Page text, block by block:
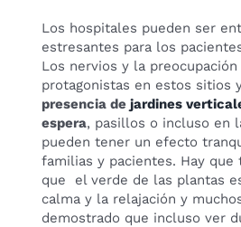
Los hospitales pueden ser
estresantes para los
Los nervios y la
protagonistas en estos sitios
presencia de jardines
espera, pasillos o incluso en
pueden tener un efecto
familias y pacientes. Hay que
que el verde de las plantas
calma y la relajación y
demostrado que incluso ver